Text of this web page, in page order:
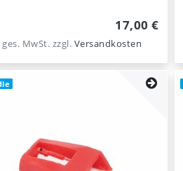
17,00 €
MwSt. zzgl. Versandkosten